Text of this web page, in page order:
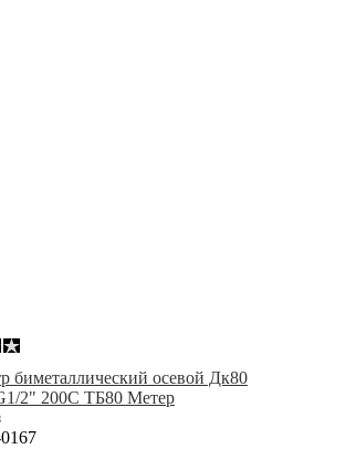
биметаллический осевой Дк80
2" 200С ТБ80 Метер